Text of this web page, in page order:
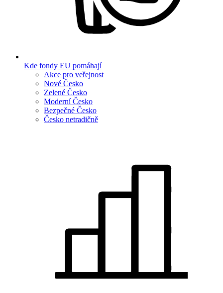
Kde fondy EU pomáhají
Akce pro veřejnost
Nové Česko
Zelené Česko
Moderní Česko
Bezpečné Česko
Česko netradičně